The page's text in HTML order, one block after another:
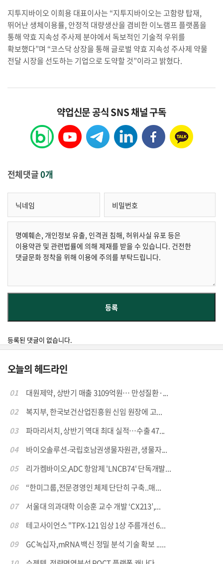
지투지바이오 이희용 대표이사는 “지투지바이오는 고함량 탑재,
뛰어난 생체이용률, 안정적 대량생산을 겸비한 이노램프 플랫폼을
통해 약효 지속성 주사제 분야에서 독보적인 기술적 우위를
확보했다”며 “코스닥 상장을 통해 글로벌 약효 지속성 주사제 약물
전달 시장을 선도하는 기업으로 도약할 것”이라고 밝혔다.
약업신문 공식 SNS 채널 구독
전체댓글0개
등록된 댓글이 없습니다.
오늘의 헤드라인
01
대원제약, 상반기 매출 3109억원… 만성질환·...
02
복지부, 한국보건산업진흥원 신임 원장에 고...
03
파마리서치, 상반기 역대 최대 실적…수출 47...
04
바이오솔루션-국립호남권생물자원관, 생물자...
05
리가켐바이오,ADC 항암제 'LNCB74' 단독개발...
06
“한미그룹,전문경영인 체제 단단히 구축..매...
07
서울대 의과대학 이승훈 교수 개발 ‘CX213’,...
08
테고사이언스 "TPX-121 임상 1상 주름개선 6...
09
GC녹십자,mRNA 백신 정밀 분석 기술 확보 .....